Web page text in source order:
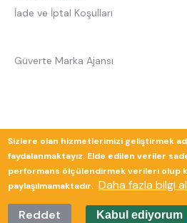
İade ve İptal Koşulları
Güverte Marka Ajansı
Sizlere olan hizmetlerimizi geliştirmek
faydalanmaktayız. Elde edilen veriler
performans ölçülendirmek verileri olup
paylaşılmamaktadır. Daha fazla bilgi al
Reddet
Kabul ediyorum